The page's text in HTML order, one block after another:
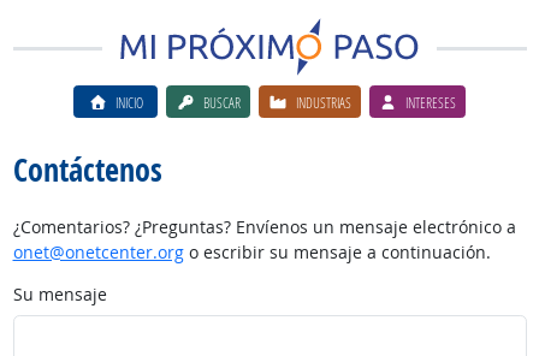
INICIO BUSCAR INDUSTRIAS INTERESES
Contáctenos
¿Comentarios? ¿Preguntas? Envíenos un mensaje electrónico a
onet@onetcenter.orgo escribir su mensaje a continuación.
Su mensaje